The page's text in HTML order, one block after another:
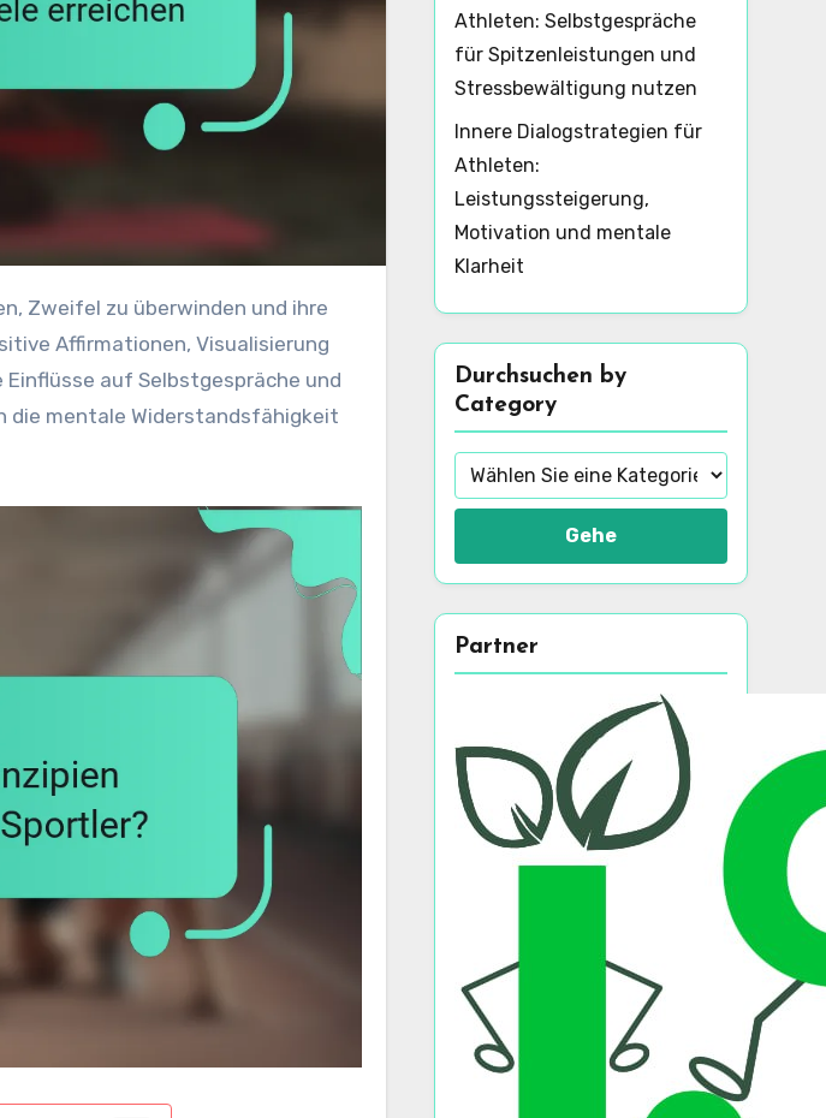
Affirmationen, Visualisierung
auf Selbstgespräche und
die mentale Widerstandsfähigkeit
Athleten: Selbstgespräche
für Spitzenleistungen und
Stressbewältigung nutzen
Innere Dialogstrategien für
Athleten:
Leistungssteigerung,
Motivation und mentale
Klarheit
Durchsuchen by
Category
Gehe
Partner